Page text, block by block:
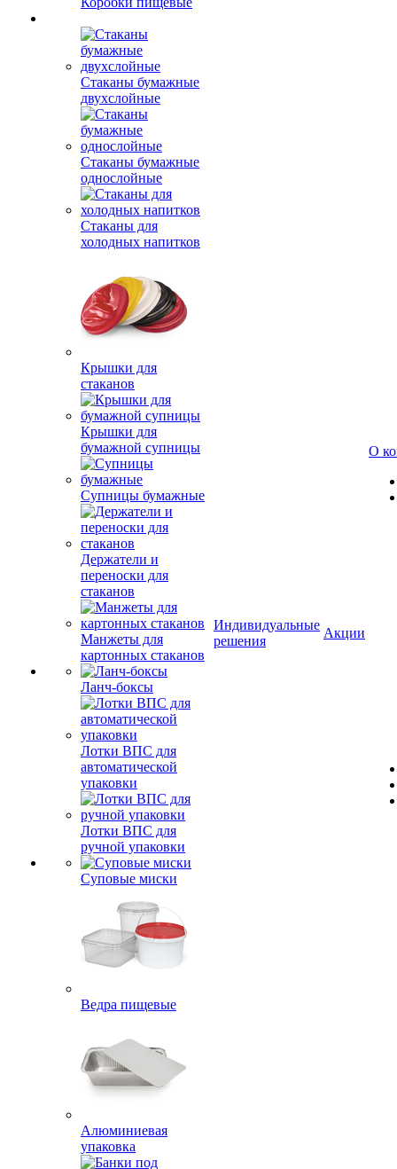
Стаканы бумажные
двухслойные
Стаканы бумажные
однослойные
Стаканы для
холодных напитков
Крышки для
стаканов
Крышки для
бумажной супницы
Супницы бумажные
Держатели и
переноски для
стаканов
Манжеты для
картонных стаканов
Ланч-боксы
Лотки ВПС для
автоматической
упаковки
Лотки ВПС для
ручной упаковки
Суповые миски
Ведра пищевые
Алюминиевая
упаковка
Индивидуальные
решения
Акции
О